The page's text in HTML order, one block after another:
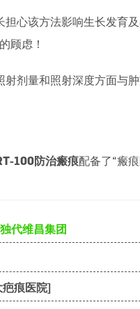
心该方法影响生长发育
顾虑！
剂量和照射深度方面与
100防治瘢痕配备了“瘢
代维昌集团
痕医院]